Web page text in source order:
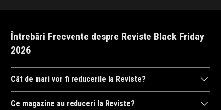
Întrebări Frecvente despre Reviste Black Friday
2026
Cât de mari vor fi reducerile la Reviste?
După cum ne-am obișnuit în anii trecuți,magazinele
Ce magazine au reduceri la Reviste?